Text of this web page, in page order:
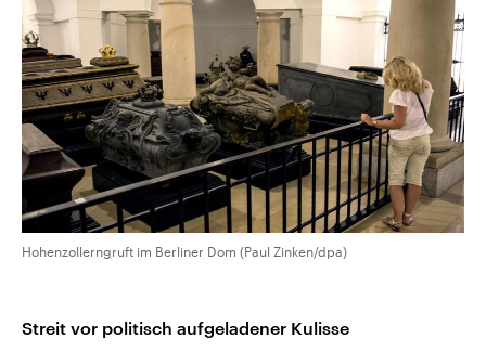
Hohenzollerngruft im Berliner Dom (Paul Zinken/dpa)
Streit vor politisch aufgeladener Kulisse